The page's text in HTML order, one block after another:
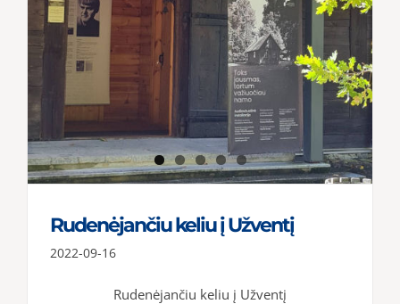
Rudenėjančiu keliu į Užventį
2022-09-16
Rudenėjančiu keliu į Užventį